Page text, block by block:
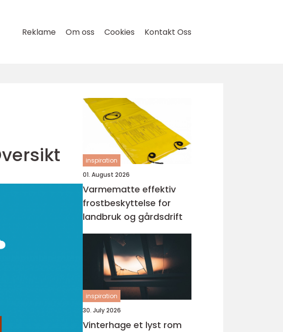
Reklame Om oss Cookies Kontakt Oss
inspiration
01. August 2026
Varmematte effektiv
frostbeskyttelse for
landbruk og gårdsdrift
inspiration
30. July 2026
Vinterhage et lyst rom